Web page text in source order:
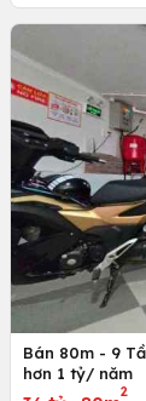
Bán 80m - 9
hơn 1 tỷ/ năm
2